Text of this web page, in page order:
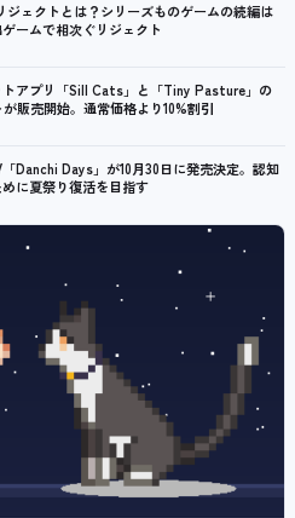
ェクトとは？シリーズものゲームの続編は
ームで相次ぐリジェクト
トアプリ「Sill Cats」と「Tiny Pasture」の
販売開始。通常価格より10%割引
Danchi Days」が10月30日に発売決定。認知
に夏祭り復活を目指す